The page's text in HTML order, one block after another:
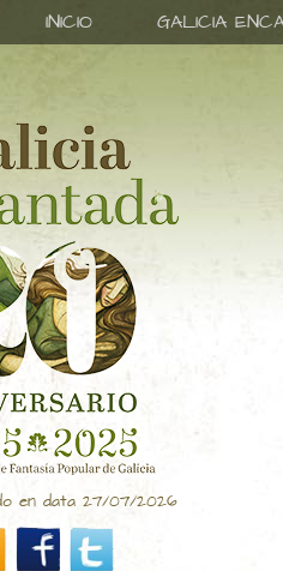
INICIO GALICIA
en data 27/07/2026